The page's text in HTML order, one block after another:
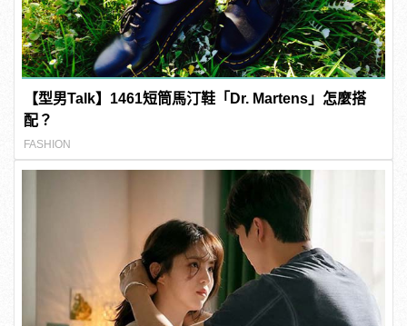
【型男Talk】1461短筒馬汀鞋「Dr. Martens」怎麼搭
配？
FASHION